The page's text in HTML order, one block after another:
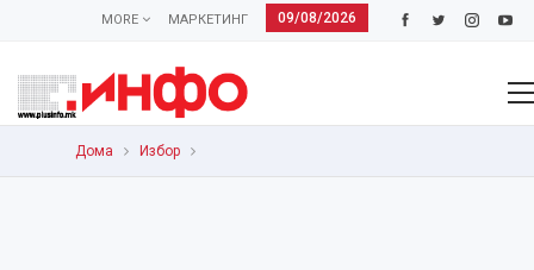
09/08/2026
МАРКЕТИНГ
MORE
Дома Избор